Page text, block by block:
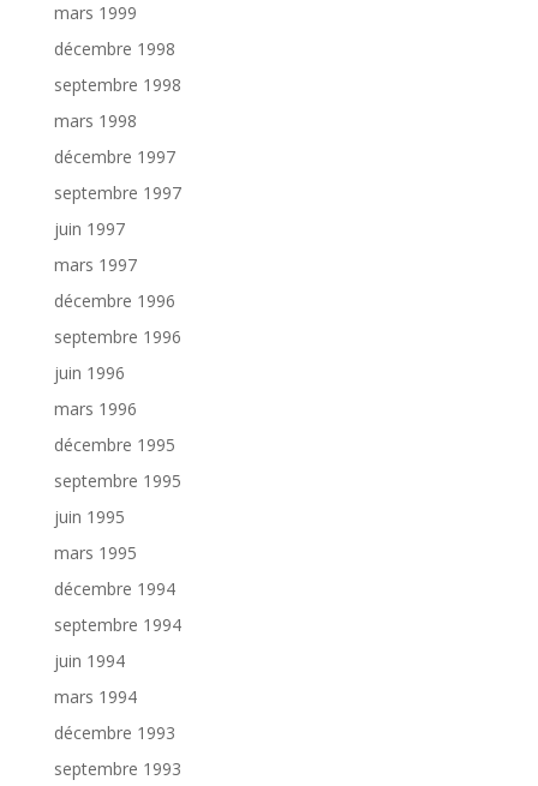
mars 1999
décembre 1998
septembre 1998
mars 1998
décembre 1997
septembre 1997
juin 1997
mars 1997
décembre 1996
septembre 1996
juin 1996
mars 1996
décembre 1995
septembre 1995
juin 1995
mars 1995
décembre 1994
septembre 1994
juin 1994
mars 1994
décembre 1993
septembre 1993